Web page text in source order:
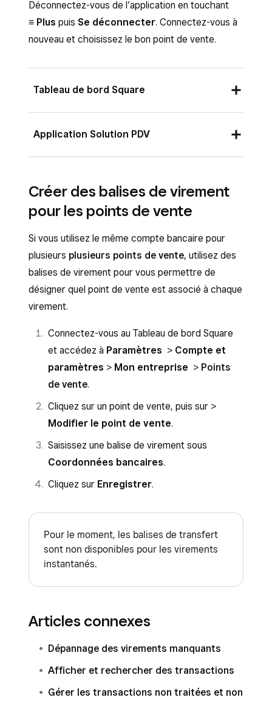
Déconnectez-vous de l’application en touchant
≡ Plus puis Se déconnecter. Connectez-vous à
nouveau et choisissez le bon point de vente.
Tableau de bord Square
Connectez-vous au Tableau de bord Square
choisissez celui que vous souhaitez
afficher.
Utilisez le sélecteur de dates pour préciser
la période de recherche d’un transfert.
Vous pouvez aussi afficher le calendrier
complet en cliquant au centre du sélecteur
Si vous souhaitez exporter les détails de
votre transaction, cliquez surExporterafin
de télécharger les détails de la transaction
sous forme de fichier CSV dans votre
Tableau de bord Square.
Cliquez sur un virement dans la liste pour
afficher plus de détails, y compris le mode
de virement, les trois derniers chiffres du
compte bancaire du transfert, le détail des
et les détails de traçabilité.
Application Solution PDV
TouchezAfficher toute l’activité .
Vos rapports sur les virements se trouvent
dansHistorique. Dans la liste qui s’affiche,
cliquez sur le virement de votre choix pour
en consulter les détails, y compris le mode
de virement, les trois derniers chiffres du
compte bancaire dans lequel il a été
qui le constituent et les détails du suivi.
Créer des balises de virement
pour les points de vente
Si vous utilisez le même compte bancaire pour
plusieurs plusieurs points de vente, utilisez des
balises de virement pour vous permettre de
désigner quel point de vente est associé à chaque
virement.
Connectez-vous au Tableau de bord Square
et accédez à Paramètres > Compte et
paramètres > Mon entreprise > Points
de vente.
Cliquez sur un point de vente, puis sur >
Modifier le point de vente.
Saisissez une balise de virement sous
Coordonnées bancaires.
Cliquez sur Enregistrer.
Pour le moment, les balises de transfert
sont non disponibles pour les virements
instantanés.
Articles connexes
Dépannage des virements manquants
Afficher et rechercher des transactions
Gérer les transactions non traitées et non